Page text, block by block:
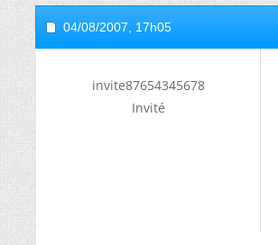
04/08/2007, 17h05
invite87654345678
Invité